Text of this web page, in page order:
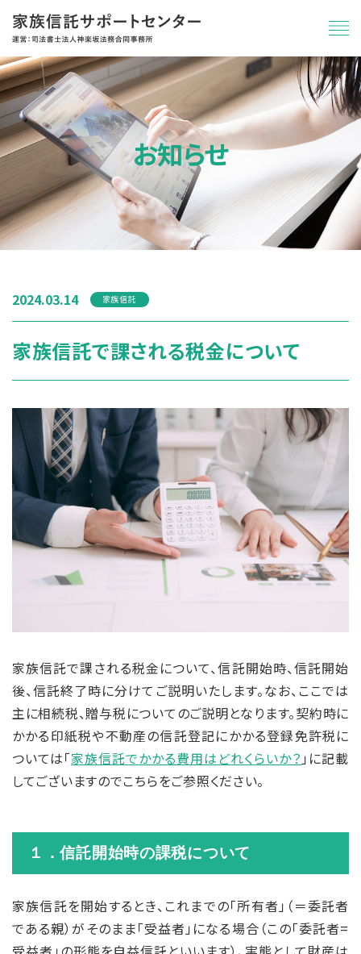
お知らせ
2024.03.14 家族信託
家族信託で課される税金について
家族信託で課される税金について、信託開始時、信託開始
後、信託終了時に分けてご説明いたします。なお、ここでは
主に相続税、贈与税についてのご説明となります。契約時に
かかる印紙税や不動産の信託登記にかかる登録免許税に
ついては「家族信託でかかる費用はどれくらいか？ 」に記載
してございますのでこちらをご参照ください。
１．信託開始時の課税について
家族信託を開始するとき、これまでの「所有者」（＝委託者
である親）がそのまま「受益者」になる場合（この「委託者=